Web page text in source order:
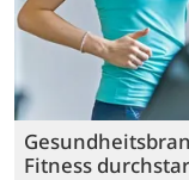
Fitness